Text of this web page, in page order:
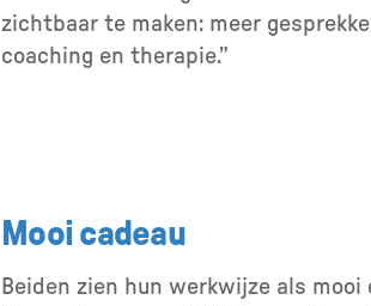
zichtbaar te maken: meer
coaching en therapie.”
Mooi cadeau
Beiden zien hun werkwijze als